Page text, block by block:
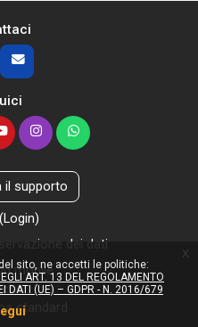
il supporto
Login)
dei dati
mobile
standard
sito, ne accetti le politiche:
ART. 13 DEL REGOLAMENTO
DATI (UE) – GDPR - N. 2016/679
x